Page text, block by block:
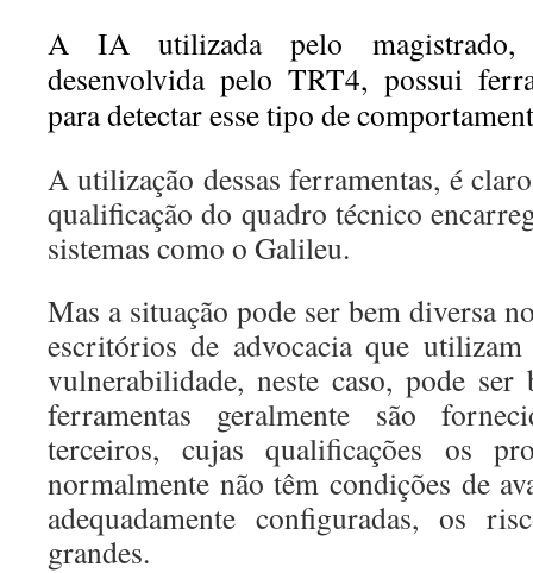
A IA utilizada pelo magistrado,
desenvolvida pelo TRT4, possui
para detectar esse tipo de
­A utilização dessas ferramentas, é
qualificação do quadro técnico
sistemas como o Galileu.
Mas a situação pode ser bem diversa
escritórios de advocacia que
vulnerabilidade, neste caso, pode ser
ferramentas geralmente são
terceiros, cujas qualificações os
normalmente não têm condições de
adequadamente configuradas, os
grandes.